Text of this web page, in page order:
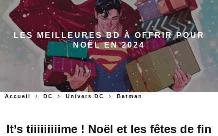
LES MEILLEURES BD À OFFRIR POUR
NOËL EN 2024
Accueil DC Univers DC Batman
It’s tiiiiiiiiime ! Noël et les fêtes de fin